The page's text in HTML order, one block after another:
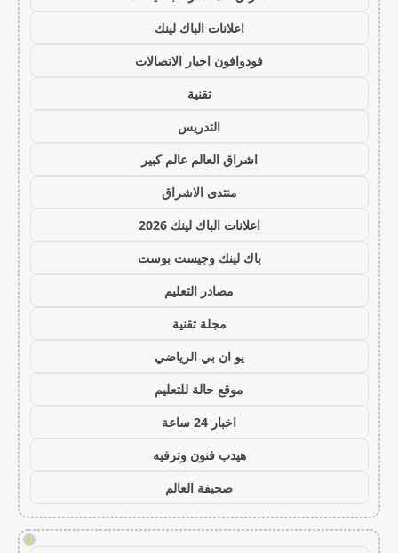
اعلانات الباك لينك
فودوافون اخبار الاتصالات
تقنية
التدريس
اشراق العالم عالم كبير
منتدى الاشراق
اعلانات الباك لينك 2026
باك لينك وجيست بوست
مصادر التعليم
مجلة تقنية
يو ان بي الرياضي
موقع حالة للتعليم
اخبار 24 ساعة
هيدب فنون وترفيه
صحيفة العالم
!